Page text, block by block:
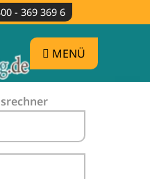
- 369 369 6
MENÜ
-